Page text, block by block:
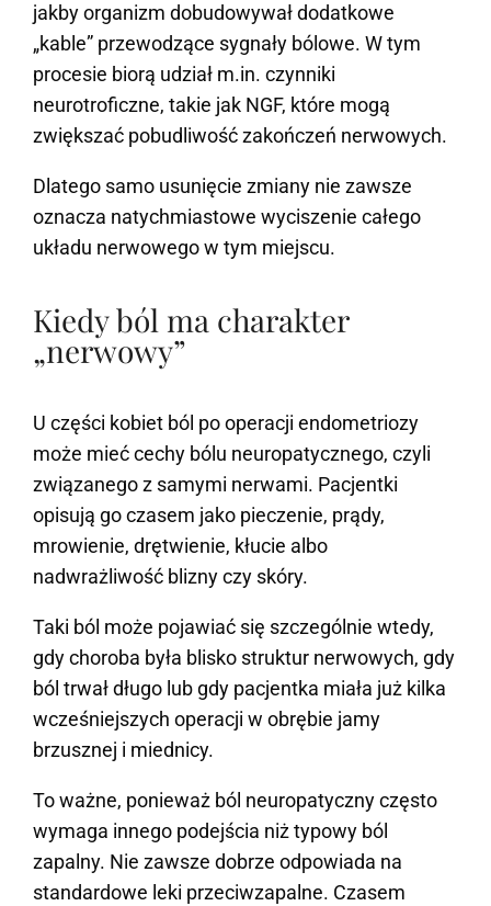
jakby organizm dobudowywał dodatkowe
„kable” przewodzące sygnały bólowe. W tym
procesie biorą udział m.in. czynniki
neurotroficzne, takie jak NGF, które mogą
zwiększać pobudliwość zakończeń nerwowych.
Dlatego samo usunięcie zmiany nie zawsze
oznacza natychmiastowe wyciszenie całego
układu nerwowego w tym miejscu.
Kiedy ból ma charakter
„nerwowy”
U części kobiet ból po operacji endometriozy
może mieć cechy bólu neuropatycznego, czyli
związanego z samymi nerwami. Pacjentki
opisują go czasem jako pieczenie, prądy,
mrowienie, drętwienie, kłucie albo
nadwrażliwość blizny czy skóry.
Taki ból może pojawiać się szczególnie wtedy,
gdy choroba była blisko struktur nerwowych, gdy
ból trwał długo lub gdy pacjentka miała już kilka
wcześniejszych operacji w obrębie jamy
brzusznej i miednicy.
To ważne, ponieważ ból neuropatyczny często
wymaga innego podejścia niż typowy ból
zapalny. Nie zawsze dobrze odpowiada na
standardowe leki przeciwzapalne. Czasem